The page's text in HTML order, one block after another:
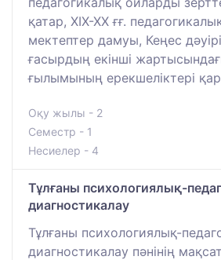
қатар, ХІХ-ХХ ғғ.
мектептер дамуы, Кеңес
ғасырдың екінші
ғылымының ерекшеліктері
Оқу жылы - 2
Семестр - 1
Несиелер - 4
Тұлғаны психологиялық-
диагностикалау
Тұлғаны психологиялық-
диагностикалау пәнінің